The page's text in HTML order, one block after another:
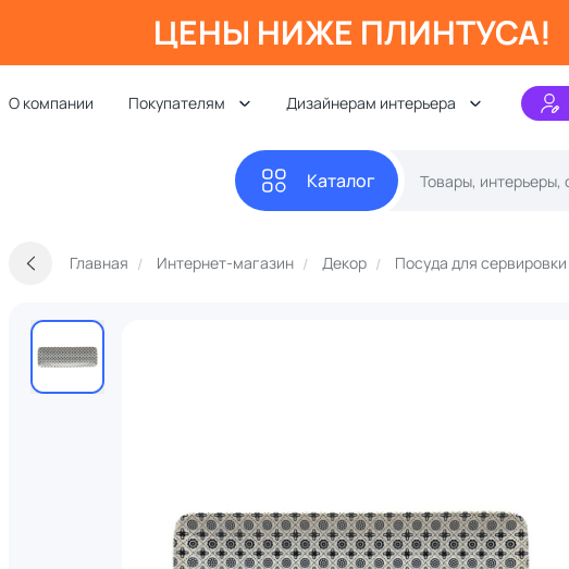
ЦЕНЫ НИЖЕ ПЛИНТУСА!
О компании Покупателям Дизайнерам интерьера
Каталог
Главная Интернет-магазин Декор Посуда для сервировки